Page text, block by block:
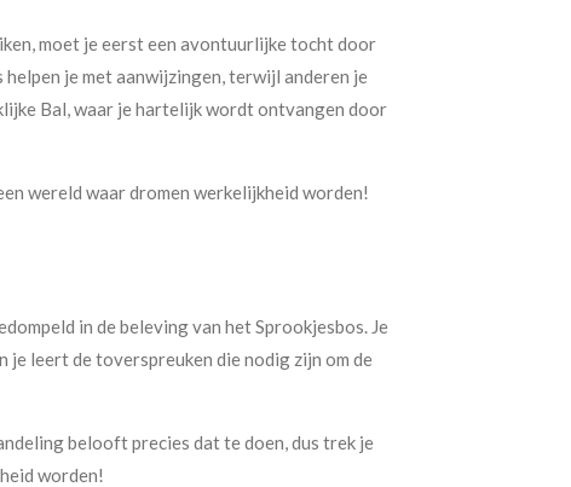
moet je eerst een avontuurlijke tocht door
je met aanwijzingen, terwijl anderen je
Bal, waar je hartelijk wordt ontvangen door
wereld waar dromen werkelijkheid worden!
in de beleving van het Sprookjesbos. Je
leert de toverspreuken die nodig zijn om de
belooft precies dat te doen, dus trek je
worden!